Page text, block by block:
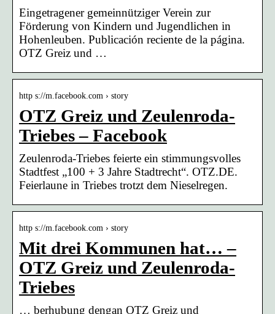
Eingetragener gemeinnütziger Verein zur
Förderung von Kindern und Jugendlichen in
Hohenleuben. Publicación reciente de la página.
OTZ Greiz und …
http s://m.facebook.com › story
OTZ Greiz und Zeulenroda-
Triebes – Facebook
Zeulenroda-Triebes feierte ein stimmungsvolles
Stadtfest „100 + 3 Jahre Stadtrecht“. OTZ.DE.
Feierlaune in Triebes trotzt dem Nieselregen.
http s://m.facebook.com › story
Mit drei Kommunen hat… –
OTZ Greiz und Zeulenroda-
Triebes
… berhubung dengan OTZ Greiz und